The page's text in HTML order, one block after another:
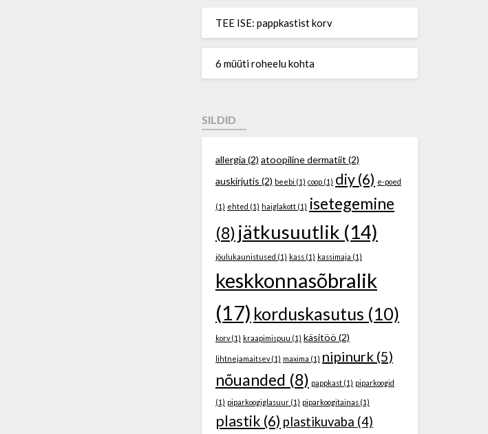
TEE ISE: pappkastist korv
6 müüti roheelu kohta
SILDID
allergia (2) atoopiline dermatiit(2)
auskirjutis (2) beebi (1) coop(1) diy(6) e-poed
(1) ehted (1) haiglakott(1) isetegemine
(8) jätkusuutlik (14)
jõulukaunistused (1) kass(1) kassimaja (1)
keskkonnasõbralik
(17) korduskasutus (10)
korv(1) kraapimispuu (1) käsitöö (2)
lihtnejamaitsev(1) maxima (1) nipinurk(5)
nõuanded (8) pappkast(1) piparkoogid
(1) piparkoogiglasuur(1) piparkoogitainas(1)
plastik (6) plastikuvaba (4)